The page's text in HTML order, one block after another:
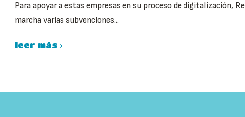
Para apoyar a estas empresas en su proceso de digitalización,
marcha varias subvenciones...
leer más